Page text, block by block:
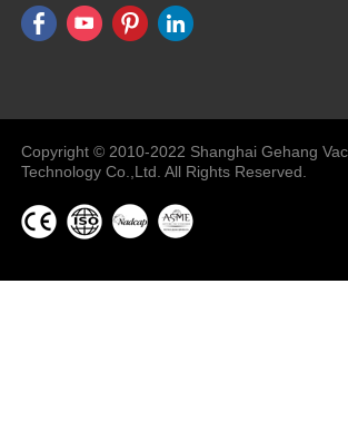
Machine
Copyright © 2010-2022 Shanghai Gehang
Technology Co.,Ltd. All Rights Reserved.